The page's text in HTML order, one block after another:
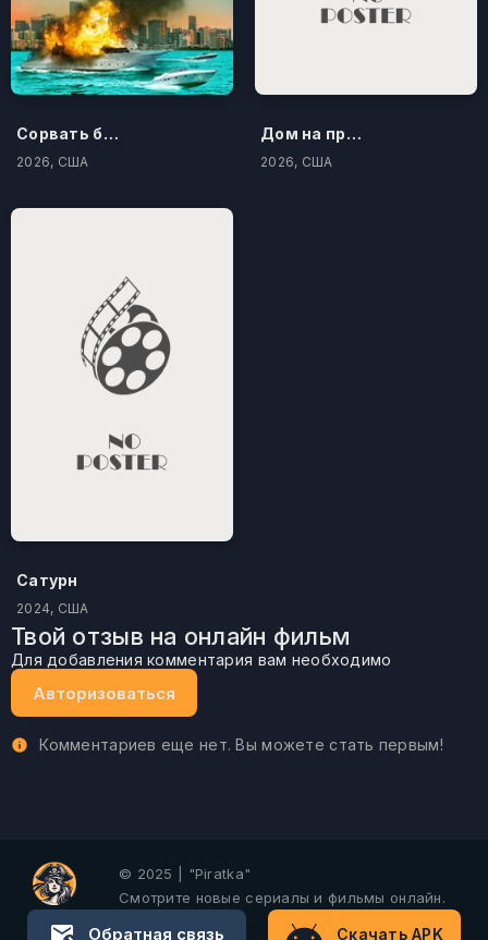
Сорвать банк 3: Вор-джентльмен
2026, США
Дом на проклятом холме
2026, США
Сатурн
2024, США
Твой отзыв на онлайн фильм
Для добавления комментария вам необходимо
Авторизоваться
Комментариев еще нет. Вы можете стать первым!
© 2025 | "Piratka"
Смотрите новые сериалы и фильмы онлайн.
Обратная связь Скачать APK